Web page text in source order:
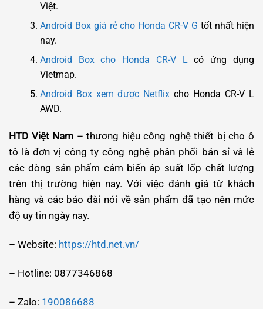
Việt.
Android Box giá rẻ cho Honda CR-V G tốt nhất hiện
nay.
Android Box cho Honda CR-V Lcó ứng dụng
Vietmap.
Android Box xem được Netflix cho Honda CR-V L
AWD.
HTD Việt Nam – thương hiệu công nghệ thiết bị cho ô
tô là đơn vị công ty công nghệ phân phối bán sỉ và lẻ
các dòng sản phẩm cảm biến áp suất lốp chất lượng
trên thị trường hiện nay. Với việc đánh giá từ khách
hàng và các báo đài nói về sản phẩm đã tạo nên mức
độ uy tin ngày nay.
– Website: https://htd.net.vn/
– Hotline: 0877346868
– Zalo: 190086688